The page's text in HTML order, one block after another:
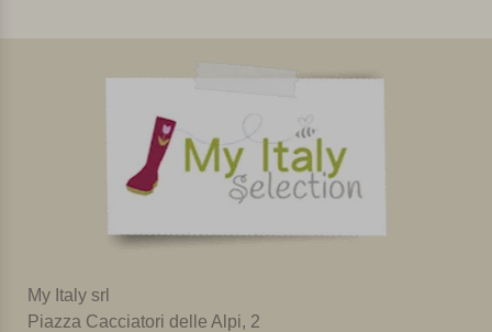
My Italy srl
Piazza Cacciatori delle Alpi, 2